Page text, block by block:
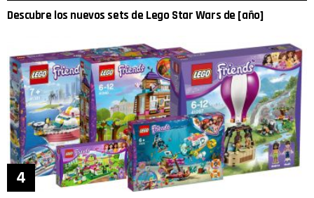
Descubre los nuevos sets de Lego Star Wars de [año]